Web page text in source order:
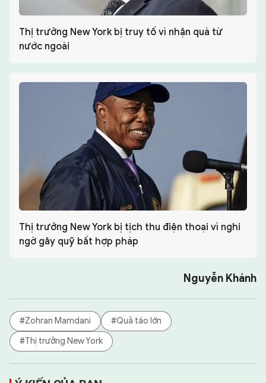
Thị trưởng New York bị truy tố vì nhận quà từ
nước ngoài
Thị trưởng New York bị tịch thu điện thoại vì nghi
ngờ gây quỹ bất hợp pháp
Nguyễn Khánh
#Zohran Mamdani
#Quả táo lớn
#Thị trưởng New York